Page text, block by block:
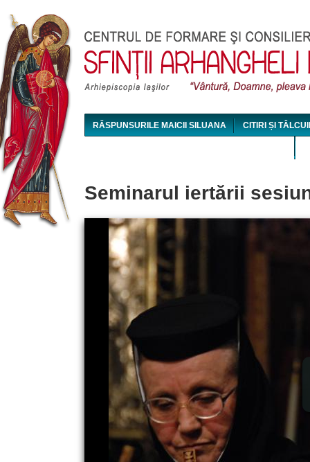
RĂSPUNSURILE MAICII SILUANA CITIRI ȘI
Seminarul iertării